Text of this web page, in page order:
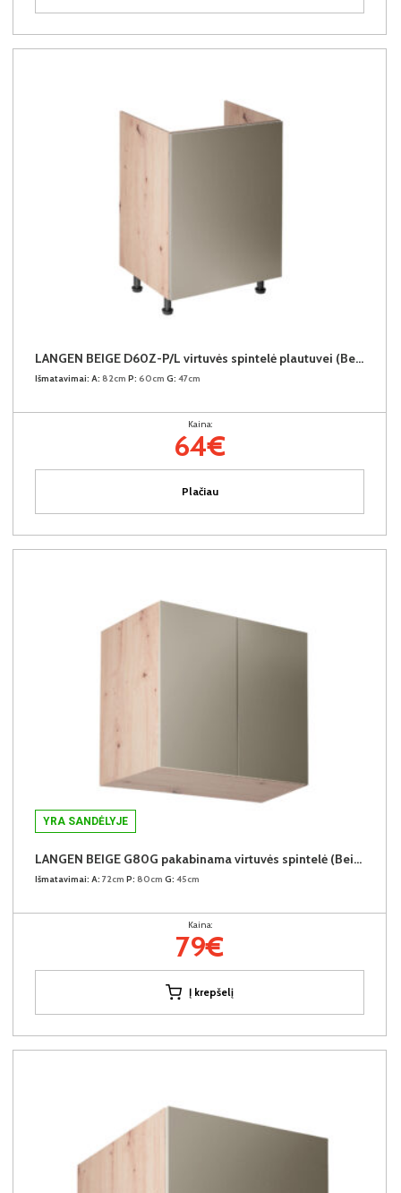
LANGEN BEIGE D60Z-P/L virtuvės spintelė plautuvei (Beige/Dab Artisan)
Išmatavimai: A: 82cm P: 60cm G: 47cm
Kaina:
64€
Plačiau
YRA SANDĖLYJE
LANGEN BEIGE G80G pakabinama virtuvės spintelė (Beige/Dab Artisan)
Išmatavimai: A: 72cm P: 80cm G: 45cm
Kaina:
79€
Į krepšelį